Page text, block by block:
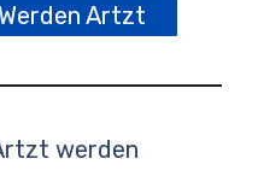
Artzt
werden